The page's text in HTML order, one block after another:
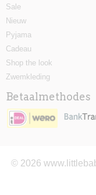
Sale
Nieuw
Pyjama
Cadeau
Shop the look
Zwemkleding
Betaalmethodes
© 2026